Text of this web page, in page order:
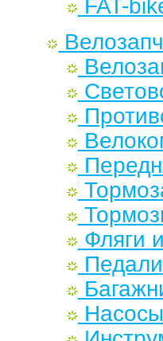
FAT-
Фляги
Педали
Насосы